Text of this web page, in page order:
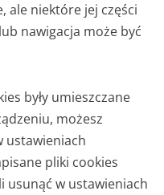
ale niektóre jej części
nawigacja może być
były umieszczane
możesz
ustawieniach
pliki cookies
usunąć w ustawieniach